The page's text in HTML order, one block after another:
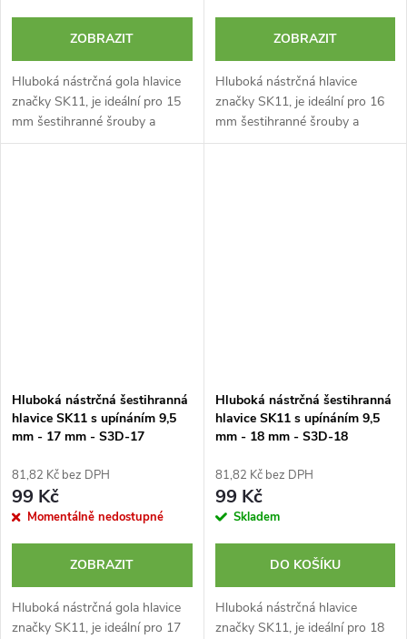
ZOBRAZIT
Hluboká nástrčná gola hlavice
značky SK11, je ideální pro 15
mm šestihranné šrouby a
matice v těsných a
ZOBRAZIT
Hluboká nástrčná hlavice
značky SK11, je ideální pro 16
mm šestihranné šrouby a
matice v těsných a
Hluboká nástrčná šestihranná
hlavice SK11 s upínáním 9,5
mm - 17 mm - S3D-17
81,82 Kč bez DPH
99 Kč
Momentálně nedostupné
ZOBRAZIT
Hluboká nástrčná gola hlavice
značky SK11, je ideální pro 17
Hluboká nástrčná šestihranná
hlavice SK11 s upínáním 9,5
mm - 18 mm - S3D-18
81,82 Kč bez DPH
99 Kč
Skladem
DO KOŠÍKU
Hluboká nástrčná hlavice
značky SK11, je ideální pro 18